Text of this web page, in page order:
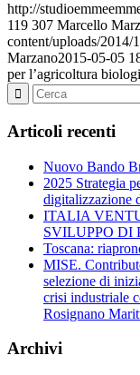
http://
119 307 Marcello
content/uploads/
Marzano2015-05-05
per l’agricoltura
Articoli recenti
Nuovo Bando
2025 Strategia
digitalizzazione
ITALIA
SVILUPPO DI
Toscana:
MISE.
selezione di
crisi industriale
Rosignano
Archivi